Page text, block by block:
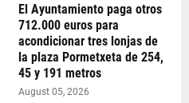
El Ayuntamiento paga otros
712.000 euros para
acondicionar tres lonjas de
la plaza Pormetxeta de 254,
45 y 191 metros
August 05, 2026